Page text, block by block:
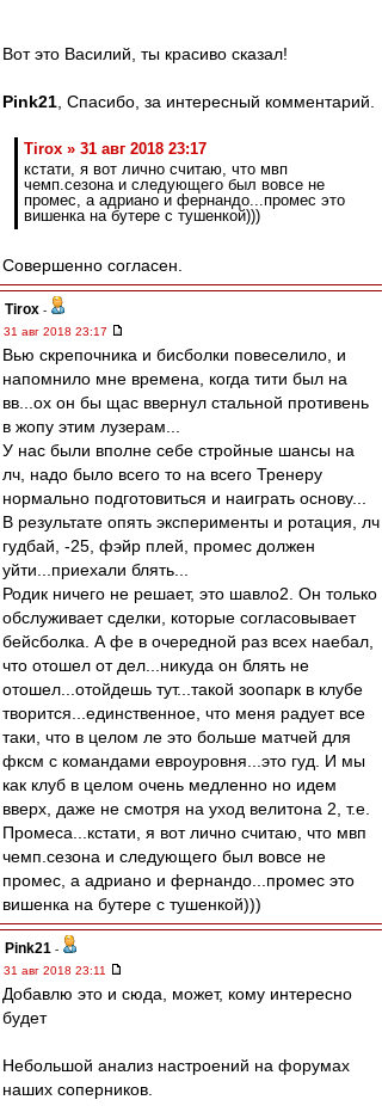
Вот это Василий, ты красиво сказал!
Pink21 , Спасибо, за интересный комментарий.
Tirox » 31 авг 2018 23:17
кстати, я вот лично считаю, что мвп
чемп.сезона и следующего был вовсе не
промес, а адриано и фернандо...промес это
вишенка на бутере с тушенкой)))
Совершенно согласен.
Tirox -
31 авг 2018 23:17
Вью скрепочника и бисболки повеселило, и
напомнило мне времена, когда тити был на
вв...ох он бы щас ввернул стальной противень
в жопу этим лузерам...
У нас были вполне себе стройные шансы на
лч, надо было всего то на всего Тренеру
нормально подготовиться и наиграть основу...
В результате опять эксперименты и ротация, лч
гудбай, -25, фэйр плей, промес должен
уйти...приехали блять...
Родик ничего не решает, это шавло2. Он только
обслуживает сделки, которые согласовывает
бейсболка. А фе в очередной раз всех наебал,
что отошел от дел...никуда он блять не
отошел...отойдешь тут...такой зоопарк в клубе
творится...единственное, что меня радует все
таки, что в целом ле это больше матчей для
фксм с командами евроуровня...это гуд. И мы
как клуб в целом очень медленно но идем
вверх, даже не смотря на уход велитона 2, т.е.
Промеса...кстати, я вот лично считаю, что мвп
чемп.сезона и следующего был вовсе не
промес, а адриано и фернандо...промес это
вишенка на бутере с тушенкой)))
Pink21 -
31 авг 2018 23:11
Добавлю это и сюда, может, кому интересно
будет
Небольшой анализ настроений на форумах
наших соперников.